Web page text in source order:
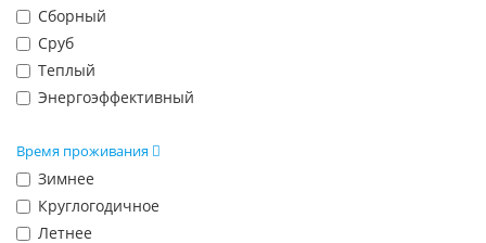
Сборный
Сруб
Теплый
Энергоэффективный
Время проживания
Зимнее
Круглогодичное
Летнее